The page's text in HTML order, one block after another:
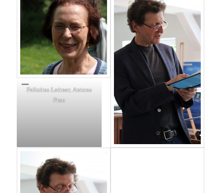
Felizitas Leitner, Antons
Frau